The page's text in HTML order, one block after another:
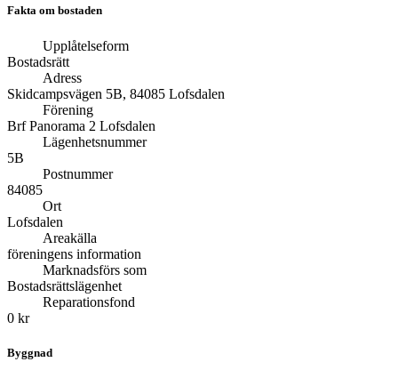
Fakta om bostaden
Upplåtelseform
Bostadsrätt
Adress
Skidcampsvägen 5B, 84085 Lofsdalen
Förening
Brf Panorama 2 Lofsdalen
Lägenhetsnummer
5B
Postnummer
84085
Ort
Lofsdalen
Areakälla
föreningens information
Marknadsförs som
Bostadsrättslägenhet
Reparationsfond
0 kr
Byggnad